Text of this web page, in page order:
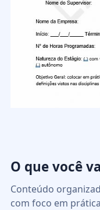
O que você
Conteúdo
com foco em